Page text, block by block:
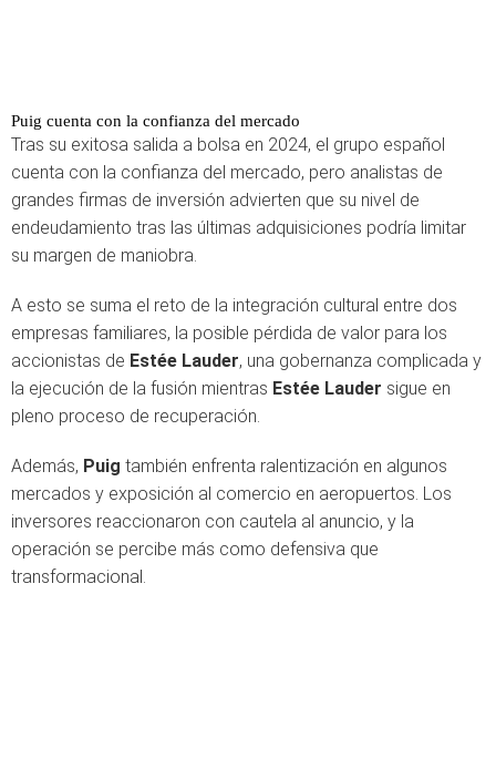
Puig cuenta con la confianza del mercado
Tras su exitosa salida a bolsa en 2024, el grupo español
cuenta con la confianza del mercado, pero analistas de
grandes firmas de inversión advierten que su nivel de
endeudamiento tras las últimas adquisiciones podría limitar
su margen de maniobra.
A esto se suma el reto de la integración cultural entre dos
empresas familiares, la posible pérdida de valor para los
accionistas de Estée Lauder, una gobernanza complicada y
la ejecución de la fusión mientras Estée Lauder sigue en
pleno proceso de recuperación.
Además, Puig también enfrenta ralentización en algunos
mercados y exposición al comercio en aeropuertos. Los
inversores reaccionaron con cautela al anuncio, y la
operación se percibe más como defensiva que
transformacional.